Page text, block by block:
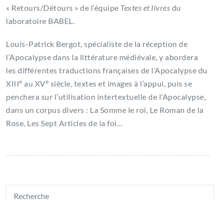
« Retours/Détours » de l’équipe Textes et livres du
laboratoire BABEL.
Louis-Patrick Bergot, spécialiste de la réception de
l’Apocalypse dans la littérature médiévale, y abordera
les différentes traductions françaises de l’Apocalypse du
XIIIe au XVe siècle, textes et images à l’appui, puis se
penchera sur l’utilisation intertextuelle de l’Apocalypse,
dans un corpus divers : La Somme le roi, Le Roman de la
Rose, Les Sept Articles de la foi…